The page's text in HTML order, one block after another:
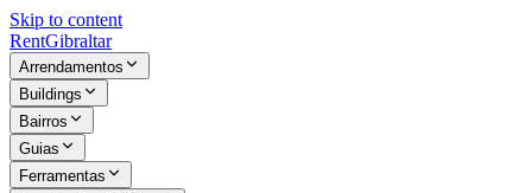
Skip to content
RentGibraltar
Arrendamentos
Buildings
Bairros
Guias
Ferramentas